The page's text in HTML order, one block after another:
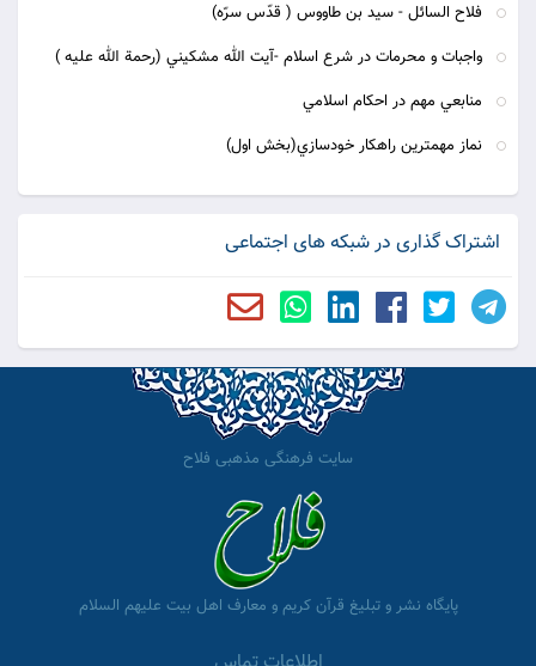
فلاح السائل - سيد بن طاووس ( قدّس سرّه)
واجبات و محرمات در شرع اسلام -آيت الله مشكيني (رحمة الله عليه )
منابعي مهم در احكام اسلامي
نماز مهمترين راهكار خودسازي(بخش اول)
اشتراک گذاری در شبکه های اجتماعی
سایت فرهنگی مذهبی فلاح
پایگاه نشر و تبلیغ قرآن کریم و معارف اهل بیت علیهم السلام